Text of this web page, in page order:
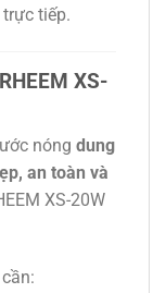
tiếp.
XS-
nóng dung
an toàn và
XS-20W